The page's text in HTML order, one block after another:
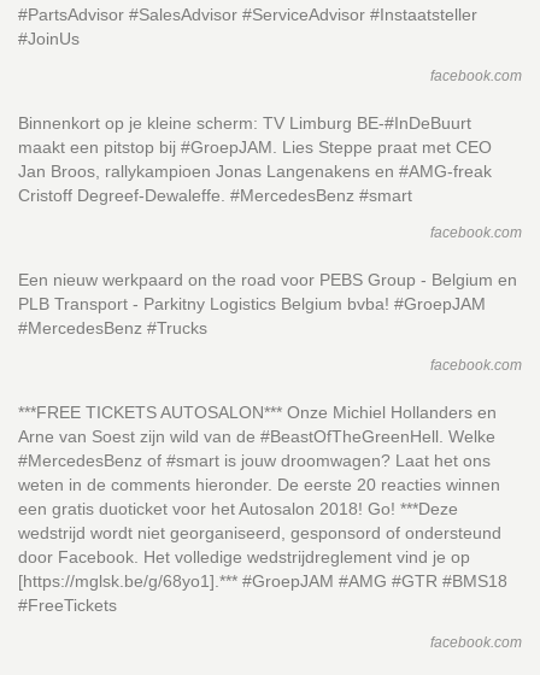
#PartsAdvisor #SalesAdvisor #ServiceAdvisor #Instaatsteller
#JoinUs
facebook.com
Binnenkort op je kleine scherm: TV Limburg BE-#InDeBuurt
maakt een pitstop bij #GroepJAM. Lies Steppe praat met CEO
Jan Broos, rallykampioen Jonas Langenakens en #AMG-freak
Cristoff Degreef-Dewaleffe. #MercedesBenz #smart
facebook.com
Een nieuw werkpaard on the road voor PEBS Group - Belgium en
PLB Transport - Parkitny Logistics Belgium bvba! #GroepJAM
#MercedesBenz #Trucks
facebook.com
***FREE TICKETS AUTOSALON*** Onze Michiel Hollanders en
Arne van Soest zijn wild van de #BeastOfTheGreenHell. Welke
#MercedesBenz of #smart is jouw droomwagen? Laat het ons
weten in de comments hieronder. De eerste 20 reacties winnen
een gratis duoticket voor het Autosalon 2018! Go! ***Deze
wedstrijd wordt niet georganiseerd, gesponsord of ondersteund
door Facebook. Het volledige wedstrijdreglement vind je op
[https://mglsk.be/g/68yo1].*** #GroepJAM #AMG #GTR #BMS18
#FreeTickets
facebook.com